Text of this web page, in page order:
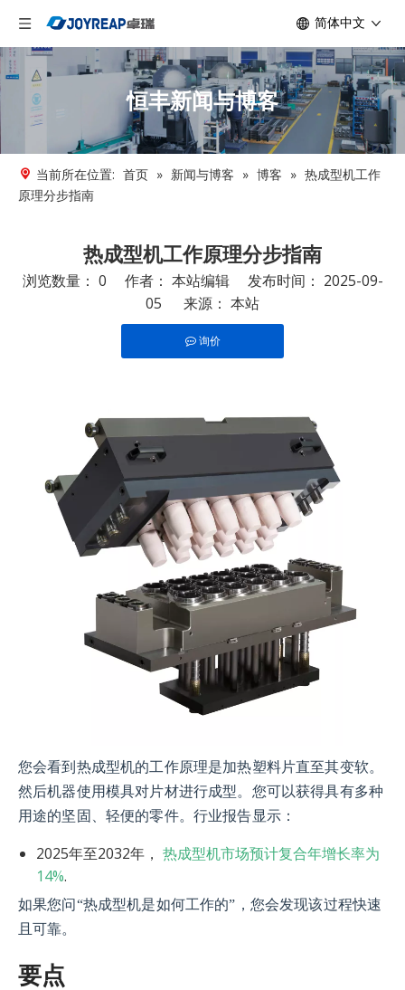
简体中文
恒丰新闻与博客
当前所在位置: 首页 » 新闻与博客 » 博客 » 热成型机工作
原理分步指南
热成型机工作原理分步指南
浏览数量： 0 作者： 本站编辑 发布时间： 2025-09-
05 来源： 本站
询价
您会看到热成型机的工作原理是加热塑料片直至其变软。
然后机器使用模具对片材进行成型。您可以获得具有多种
用途的坚固、轻便的零件。行业报告显示：
2025年至2032年， 热成型机市场预计复合年增长率为
14%.
如果您问“热成型机是如何工作的”，您会发现该过程快速
且可靠。
要点